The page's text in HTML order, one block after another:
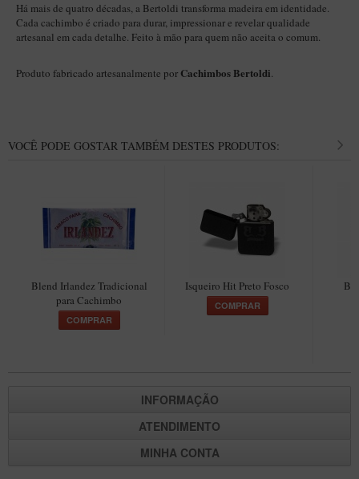
Filtros
Isqueiros
Há mais de quatro décadas, a Bertoldi transforma madeira em identidade.
Cada cachimbo é criado para durar, impressionar e revelar qualidade
artesanal em cada detalhe. Feito à mão para quem não aceita o comum.
Produto fabricado artesanalmente por Cachimbos Bertoldi.
VOCÊ PODE GOSTAR TAMBÉM DESTES PRODUTOS:
Blend Irlandez Tradicional
para Cachimbo
COMPRAR
Isqueiro Hit Preto Fosco
COMPRAR
INFORMAÇÃO
ATENDIMENTO
MINHA CONTA